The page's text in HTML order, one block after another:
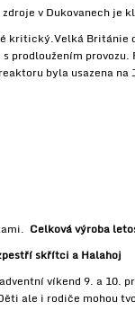
v Dukovanech
kritický.Velká Británie
prodloužením
byla usazena
Celková výroba
skřítci a Halahoj
víkend 9. a
ale i rodiče mohou